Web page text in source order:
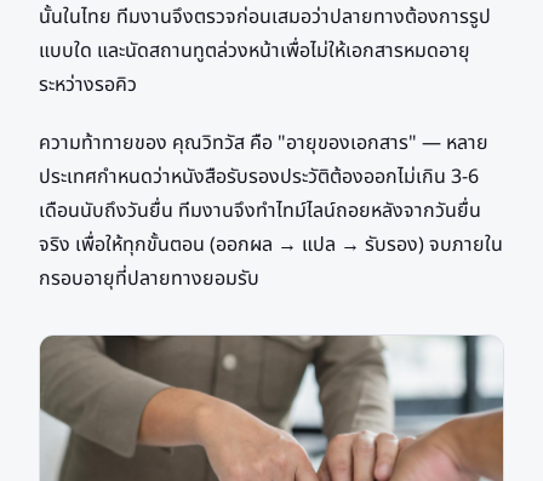
นั้นในไทย ทีมงานจึงตรวจก่อนเสมอว่าปลายทางต้องการรูป
แบบใด และนัดสถานทูตล่วงหน้าเพื่อไม่ให้เอกสารหมดอายุ
ระหว่างรอคิว
ความท้าทายของ คุณวิทวัส คือ "อายุของเอกสาร" — หลาย
ประเทศกำหนดว่าหนังสือรับรองประวัติต้องออกไม่เกิน 3-6
เดือนนับถึงวันยื่น ทีมงานจึงทำไทม์ไลน์ถอยหลังจากวันยื่น
จริง เพื่อให้ทุกขั้นตอน (ออกผล → แปล → รับรอง) จบภายใน
กรอบอายุที่ปลายทางยอมรับ